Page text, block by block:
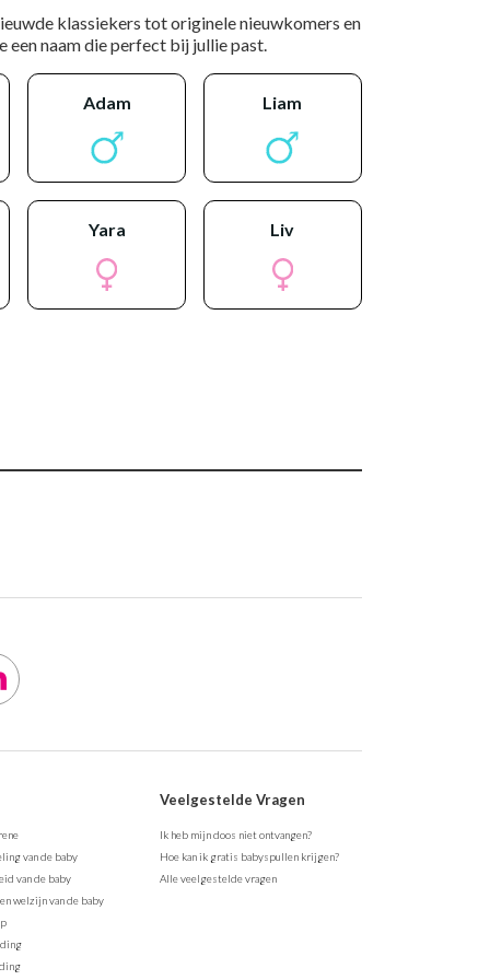
klassiekers tot originele nieuwkomers en
naam die perfect bij jullie past.
adam liam
yara liv
van de baby
van de baby
welzijn van de baby
Veelgestelde Vragen
Ik heb mijn doos niet ontvangen?
Hoe kan ik gratis babyspullen krijgen?
Alle veelgestelde vragen